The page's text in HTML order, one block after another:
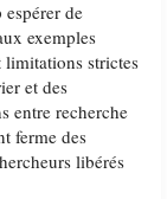
de
exemples
limitations strictes
et des
entre recherche
ferme des
libérés